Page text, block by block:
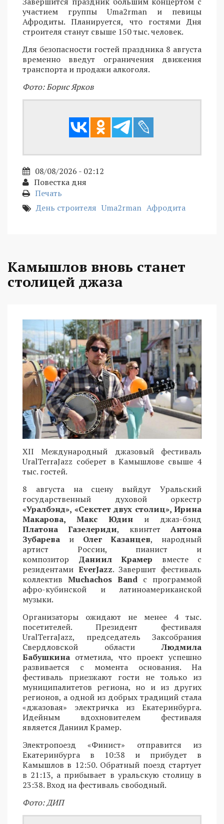
участием группы Uma2rman и певицы
Афродиты. Планируется, что гостями Дня
строителя станут свыше 150 тыс. человек.
Для безопасности гостей праздника 8 августа
временно введут ограничения движения
транспорта и продажи алкоголя.
Фото: Борис Ярков
08/08/2026 - 02:12
Повестка дня
Печать
День строителя Uma2rman Афродита
Камышлов вновь станет
столицей джаза
XII Международный джазовый фестиваль
UralTerraJazz соберет в Камышлове свыше 4
тыс. гостей.
8 августа на сцену выйдут Уральский
государственный духовой оркестр
«Уралбэнд», «Секстет двух столиц», Ирина
Макарова, Макс Юдин и джаз-бэнд
Платона Газелериди, квинтетАнтона
Зубарева и Олег Казанцев, народный
артист России, пианист и
композитор Даниил Крамер вместе с
резидентами EverJazz. Завершит фестиваль
коллектив Muchachos Band с программой
афро-кубинской и латиноамериканской
музыки.
Организаторы ожидают не менее 4 тыс.
посетителей. Президент фестиваля
UralTerraJazz, председатель Заксобрания
Свердловской областиЛюдмила
Бабушкина отметила, что проект успешно
развивается с момента основания. На
фестиваль приезжают гости не только из
муниципалитетов региона, но и из других
регионов, а одной из добрых традиций стала
«джазовая» электричка из Екатеринбурга.
Идейным вдохновителем фестиваля
является Даниил Крамер.
Электропоезд «Финист» отправится из
Екатеринбурга в 10:38 и прибудет в
Камышлов в 12:50. Обратный поезд стартует
в 21:13, а прибывает в уральскую столицу в
23:38. Вход на фестиваль свободный.
Фото: ДИП